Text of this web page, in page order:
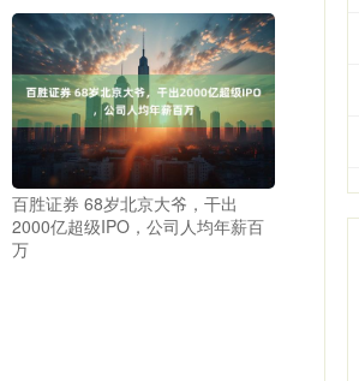
百胜证券 68岁北京大爷，干出
2000亿超级IPO，公司人均年薪百
万